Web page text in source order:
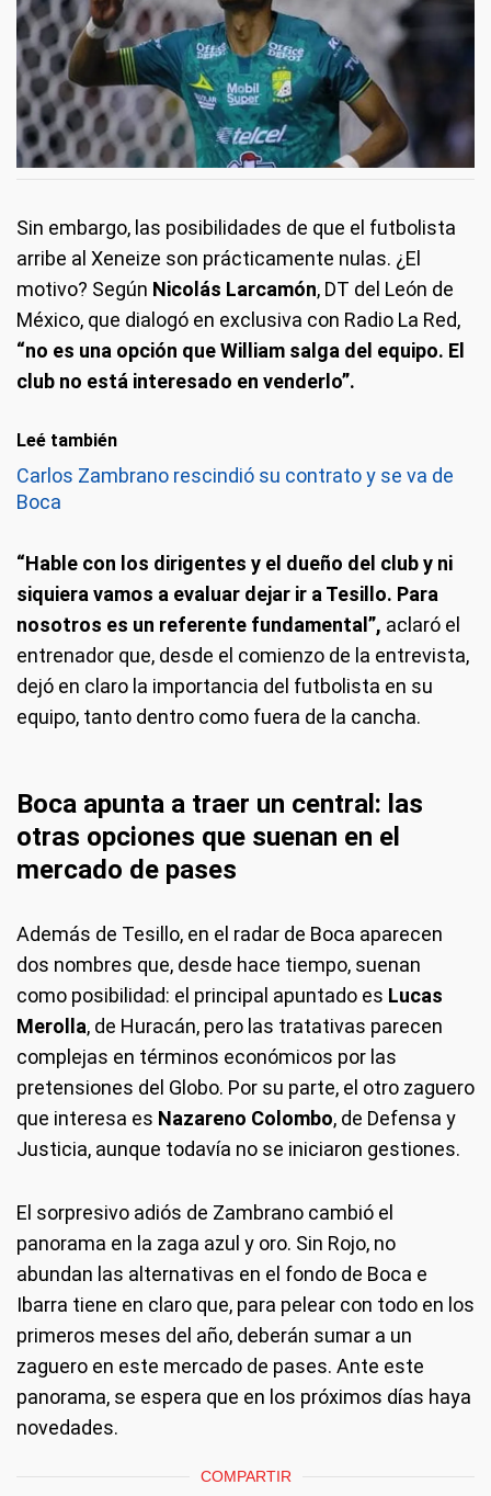
Sin embargo, las posibilidades de que el futbolista
arribe al Xeneize son prácticamente nulas. ¿El
motivo? Según Nicolás Larcamón, DT del León de
México, que dialogó en exclusiva con Radio La Red,
“no es una opción que William salga del equipo. El
club no está interesado en venderlo”.
Leé también
Carlos Zambrano rescindió su contrato y se va de
Boca
“Hable con los dirigentes y el dueño del club y ni
siquiera vamos a evaluar dejar ir a Tesillo. Para
nosotros es un referente fundamental”, aclaró el
entrenador que, desde el comienzo de la entrevista,
dejó en claro la importancia del futbolista en su
equipo, tanto dentro como fuera de la cancha.
Boca apunta a traer un central: las
otras opciones que suenan en el
mercado de pases
Además de Tesillo, en el radar de Boca aparecen
dos nombres que, desde hace tiempo, suenan
como posibilidad: el principal apuntado es Lucas
Merolla, de Huracán, pero las tratativas parecen
complejas en términos económicos por las
pretensiones del Globo. Por su parte, el otro zaguero
que interesa es Nazareno Colombo, de Defensa y
Justicia, aunque todavía no se iniciaron gestiones.
El sorpresivo adiós de Zambrano cambió el
panorama en la zaga azul y oro. Sin Rojo, no
abundan las alternativas en el fondo de Boca e
Ibarra tiene en claro que, para pelear con todo en los
primeros meses del año, deberán sumar a un
zaguero en este mercado de pases. Ante este
panorama, se espera que en los próximos días haya
novedades.
COMPARTIR